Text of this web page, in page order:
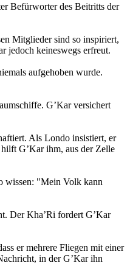
Befürworter des Beitritts der
Mitglieder sind so inspiriert,
jedoch keineswegs erfreut.
aufgehoben wurde.
G’Kar versichert
Als Londo insistiert, er
G’Kar ihm, aus der Zelle
wissen: "Mein Volk kann
Der Kha’Ri fordert G’Kar
er mehrere Fliegen mit einer
in der G’Kar ihn